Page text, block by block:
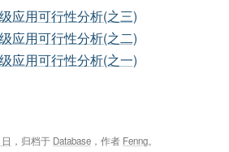
应用可行性分析(之三)
应用可行性分析(之二)
应用可行性分析(之一)
，归档于 Database ，作者 Fenng。